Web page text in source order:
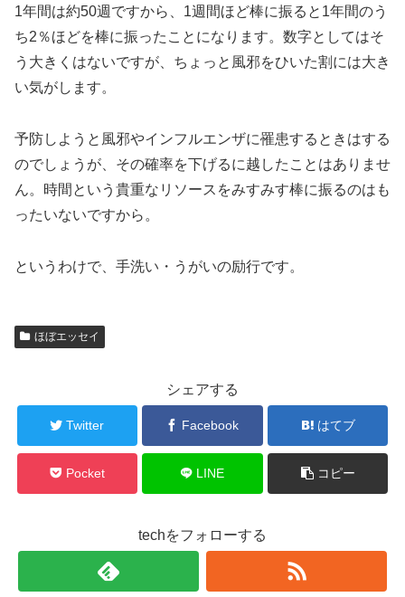
1年間は約50週ですから、1週間ほど棒に振ると1年間のう
ち2％ほどを棒に振ったことになります。数字としてはそ
う大きくはないですが、ちょっと風邪をひいた割には大き
い気がします。
予防しようと風邪やインフルエンザに罹患するときはする
のでしょうが、その確率を下げるに越したことはありませ
ん。時間という貴重なリソースをみすみす棒に振るのはも
ったいないですから。
というわけで、手洗い・うがいの励行です。
ほぼエッセイ
シェアする
Twitter Facebook はてブ
Pocket LINE コピー
techをフォローする